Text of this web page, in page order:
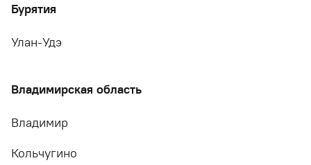
Бурятия
Улан-Удэ
Владимирская область
Владимир
Кольчугино